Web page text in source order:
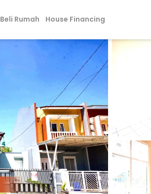
Beli Rumah House Financing